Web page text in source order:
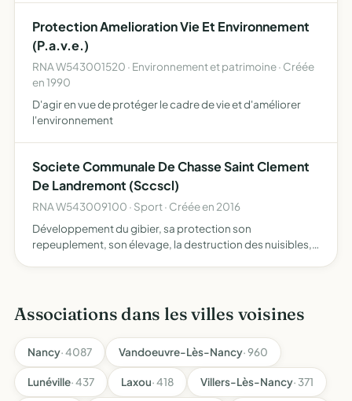
Protection Amelioration Vie Et Environnement
(P.a.v.e.)
RNA W543001520 · Environnement et patrimoine · Créée
en 1990
D'agir en vue de protéger le cadre de vie et d'améliorer
l'environnement
Societe Communale De Chasse Saint Clement
De Landremont (Sccscl)
RNA W543009100 · Sport · Créée en 2016
Développement du gibier, sa protection son
repeuplement, son élevage, la destruction des nuisibles,
Associations dans les villes voisines
Nancy· 4087 Vandoeuvre-Lès-Nancy· 960
Lunéville· 437 Laxou· 418 Villers-Lès-Nancy· 371